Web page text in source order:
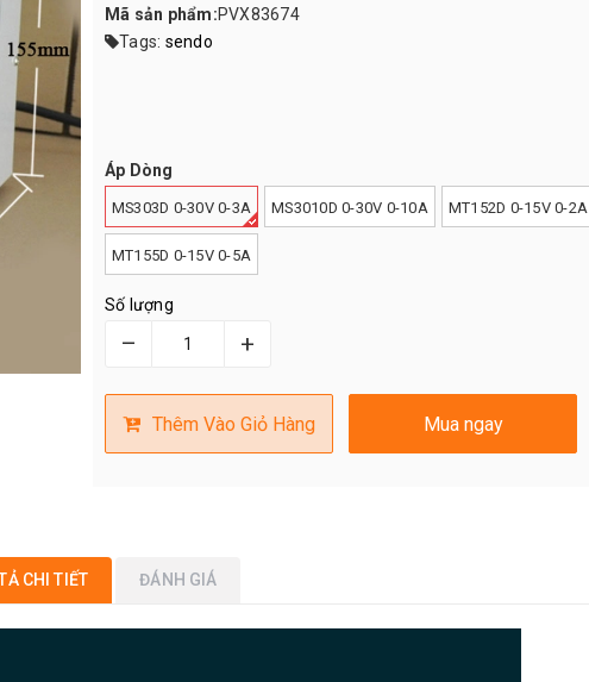
Mã sản phẩm:PVX83674
Tags: sendo
Áp Dòng
MS303D 0-30V 0-3A MS3010D 0-30V 0-10A MT152D 0-15V 0-2A
MT155D 0-15V 0-5A
Số lượng
– +
Thêm Vào Giỏ Hàng Mua ngay
CHI TIẾT ĐÁNH GIÁ